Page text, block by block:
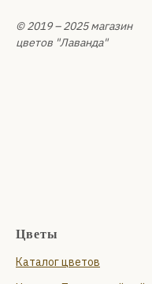
© 2019 – 2025 магазин
цветов "Лаванда"
Цветы
Каталог цветов